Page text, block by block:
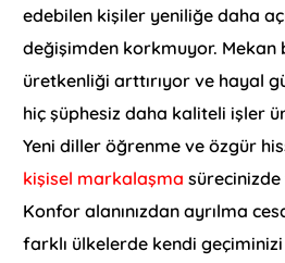
edebilen kişiler yeniliğe daha
değişimden korkmuyor. Mekan
üretkenliği arttırıyor ve hayal
hiç şüphesiz daha kaliteli işler
Yeni diller öğrenme ve özgür
kişisel markalaşma
Konfor alanınızdan ayrılma
farklı ülkelerde kendi